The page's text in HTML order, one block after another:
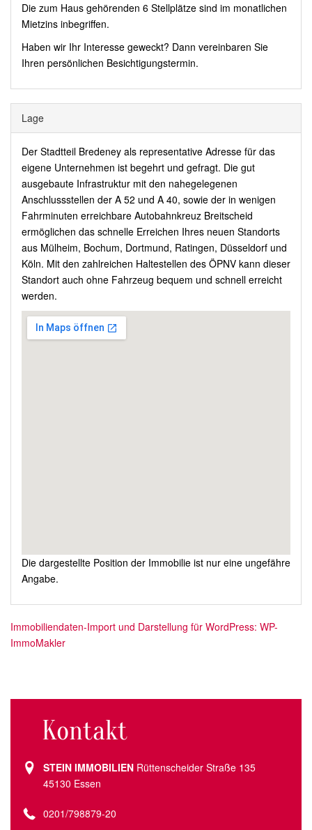
Die zum Haus gehörenden 6 Stellplätze sind im monatlichen
Mietzins inbegriffen.
Haben wir Ihr Interesse geweckt? Dann vereinbaren Sie
Ihren persönlichen Besichtigungstermin.
Lage
Der Stadtteil Bredeney als representative Adresse für das
eigene Unternehmen ist begehrt und gefragt. Die gut
ausgebaute Infrastruktur mit den nahegelegenen
Anschlussstellen der A 52 und A 40, sowie der in wenigen
Fahrminuten erreichbare Autobahnkreuz Breitscheid
ermöglichen das schnelle Erreichen Ihres neuen Standorts
aus Mülheim, Bochum, Dortmund, Ratingen, Düsseldorf und
Köln. Mit den zahlreichen Haltestellen des ÖPNV kann dieser
Standort auch ohne Fahrzeug bequem und schnell erreicht
werden.
Die dargestellte Position der Immobilie ist nur eine ungefähre
Angabe.
Immobiliendaten-Import und Darstellung für WordPress: WP-
ImmoMakler
Kontakt
STEIN IMMOBILIEN Rüttenscheider Straße 135
45130 Essen
0201/798879-20